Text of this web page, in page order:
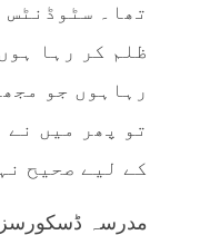
تھا۔
ظلم کر رہا
رہاہوں جو
تو پھر میں نے
کے لیے صحیح
مدرسہ ڈسکورسز